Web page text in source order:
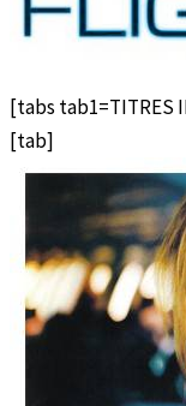
[tabs tab1=TITRES
[tab]